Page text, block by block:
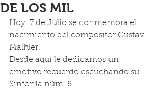
DE LOS MIL
Hoy, 7 de Julio se conmemora el
nacimiento del compositor Gustav
Malhler.
Desde aquí le dedicamos un
emotivo recuerdo escuchando su
Sinfonía núm. 8.